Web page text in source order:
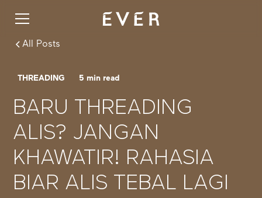
All Posts
THREADING 5 min read
BARU THREADING
ALIS? JANGAN
KHAWATIR! RAHASIA
BIAR ALIS TEBAL LAGI